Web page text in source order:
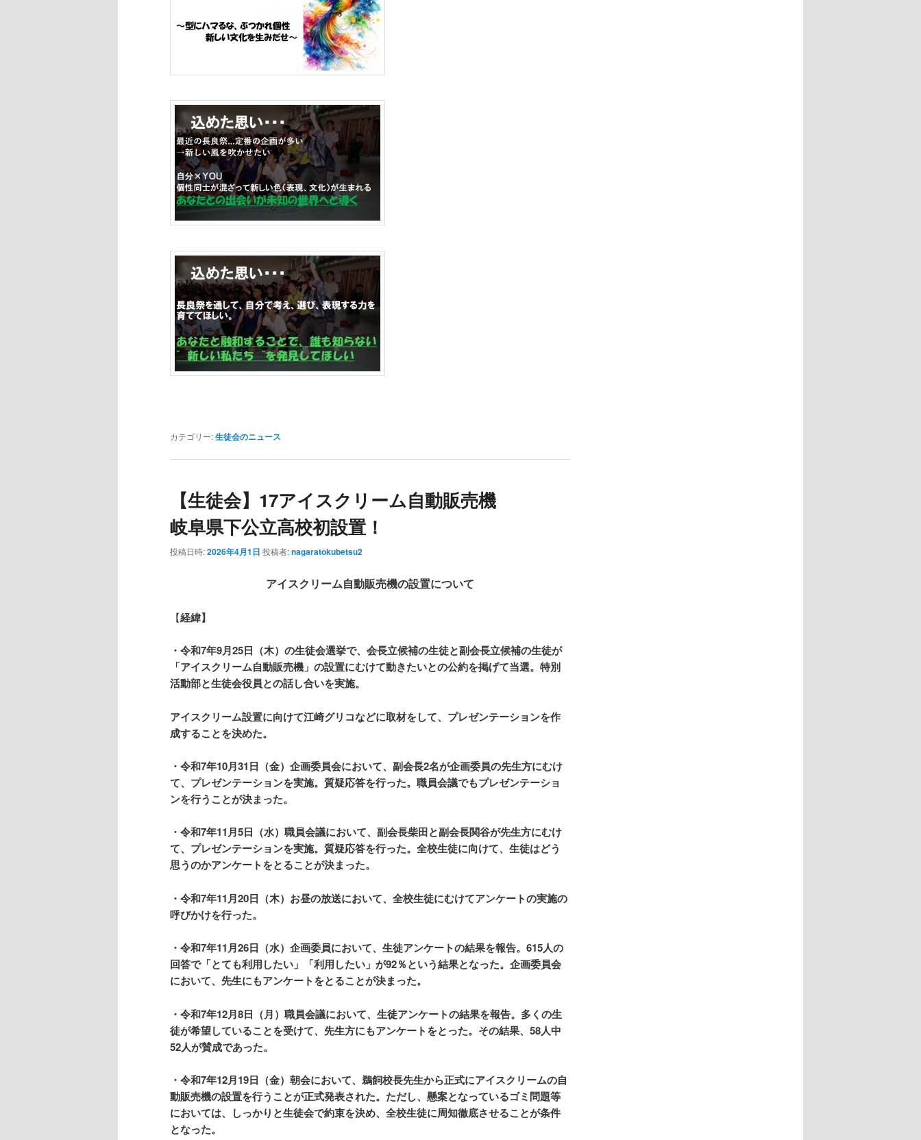
カテゴリー:生徒会のニュース
【生徒会】17アイスクリーム自動販売機
岐阜県下公立高校初設置！
投稿日時:2026年4月1日 投稿者:nagaratokubetsu2
アイスクリーム自動販売機の設置について
【経緯】
・令和7年9月25日（木）の生徒会選挙で、会長立候補の生徒と副会長立候補の生徒が
「アイスクリーム自動販売機」の設置にむけて動きたいとの公約を掲げて当選。特別
活動部と生徒会役員との話し合いを実施。
アイスクリーム設置に向けて江崎グリコなどに取材をして、プレゼンテーションを作
成することを決めた。
・令和7年10月31日（金）企画委員会において、副会長2名が企画委員の先生方にむけ
て、プレゼンテーションを実施。質疑応答を行った。職員会議でもプレゼンテーショ
ンを行うことが決まった。
・令和7年11月5日（水）職員会議において、副会長柴田と副会長関谷が先生方にむけ
て、プレゼンテーションを実施。質疑応答を行った。全校生徒に向けて、生徒はどう
思うのかアンケートをとることが決まった。
・令和7年11月20日（木）お昼の放送において、全校生徒にむけてアンケートの実施の
呼びかけを行った。
・令和7年11月26日（水）企画委員において、生徒アンケートの結果を報告。615人の
回答で「とても利用したい」「利用したい」が92％という結果となった。企画委員会
において、先生にもアンケートをとることが決まった。
・令和7年12月8日（月）職員会議において、生徒アンケートの結果を報告。多くの生
徒が希望していることを受けて、先生方にもアンケートをとった。その結果、58人中
52人が賛成であった。
・令和7年12月19日（金）朝会において、鵜飼校長先生から正式にアイスクリームの自
動販売機の設置を行うことが正式発表された。ただし、懸案となっているゴミ問題等
においては、しっかりと生徒会で約束を決め、全校生徒に周知徹底させることが条件
となった。